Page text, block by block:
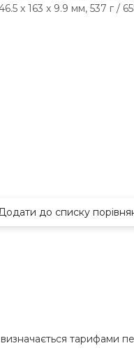
x 163 x 9.9 мм, 537 г /
до списку
тарифами